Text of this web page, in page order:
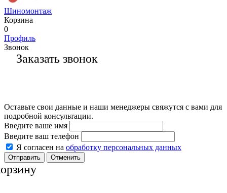
Шиномонтаж
Корзина
0
Профиль
Звонок
Заказать звонок
Оставьте свои данные и наши менеджеры свяжутся с вами для
подробной консультации.
Введите ваше имя
Введите ваш телефон
Я согласен на обработку персональных данных
Отменить